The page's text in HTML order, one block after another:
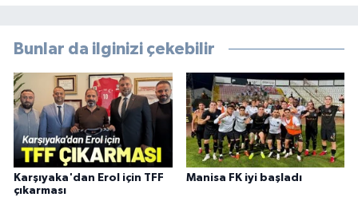
Bunlar da ilginizi çekebilir
Karşıyaka'dan Erol için TFF
çıkarması
Manisa FK iyi başladı